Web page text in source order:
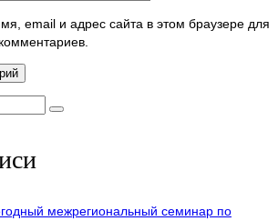
email и адрес сайта в этом браузере для
межрегиональный семинар по